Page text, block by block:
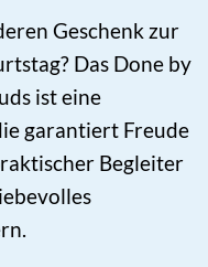
Geschenk zur
Das Done by
ist eine
garantiert Freude
Begleiter